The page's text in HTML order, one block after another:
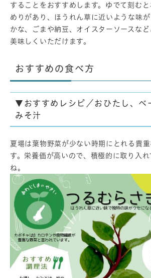
することをおすすめします。ゆでて刻む
めりがあり、ほうれん草に近いような味
かな、ごまや納豆、オイスターソースな
美味しくいただけます。
おすすめの食べ方
▼おすすめレシピ／おひたし、ベ
みそ汁
夏場は葉物野菜が少ない時期にとれる貴
す。栄養価が高いので、積極的に取り入れ
ね。